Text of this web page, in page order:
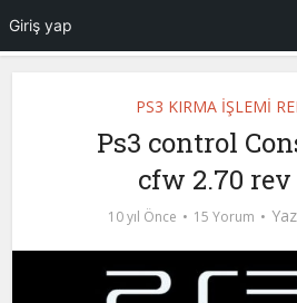
PS3 KIRMA İŞLEMİ
Ps3 control
cfw 2.70 rev
10 yıl Önce 15 Yorum
Giriş yap